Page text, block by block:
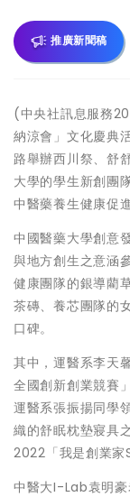
推廣新聞稿
(中央社訊息服務
納涼會」文化慶典
路舉辦西川祭、舒
大學的學生新創團
中醫藥養生健康促
中國醫藥大學創意
與地方創生之意涵
健康團隊的銀導藺
茶磚、養芯團隊的
口碑。
其中，運醫系李天
全國創新創業競賽
運醫系張振揚同學
織的舒眠枕墊寢具
2022「我是創業家
中醫大I-Lab袁明豪